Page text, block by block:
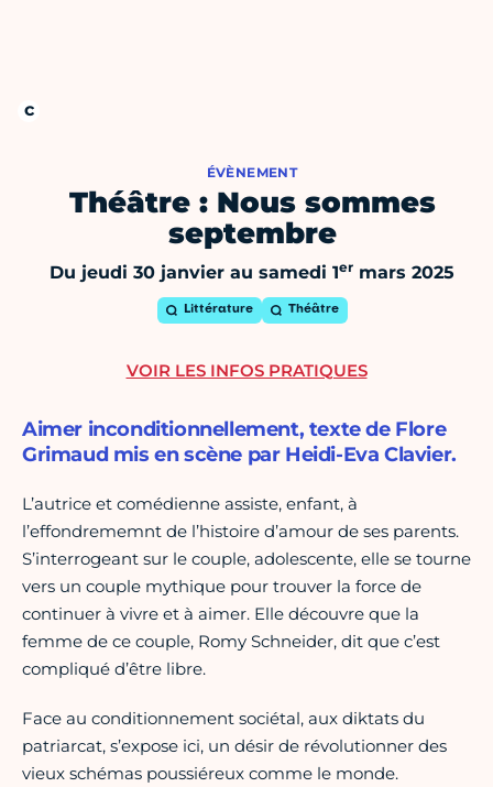
ÉVÈNEMENT
Théâtre : Nous sommes
septembre
Du jeudi 30 janvier au samedi 1er mars 2025
Littérature Théâtre
Aimer inconditionnellement, texte de Flore
Grimaud mis en scène par Heidi-Eva Clavier.
L’autrice et comédienne assiste, enfant, à
l’effondrememnt de l’histoire d’amour de ses parents.
S’interrogeant sur le couple, adolescente, elle se tourne
vers un couple mythique pour trouver la force de
continuer à vivre et à aimer. Elle découvre que la
femme de ce couple, Romy Schneider, dit que c’est
compliqué d’être libre.
Face au conditionnement sociétal, aux diktats du
patriarcat, s’expose ici, un désir de révolutionner des
vieux schémas poussiéreux comme le monde.
VOIR LES INFOS PRATIQUES